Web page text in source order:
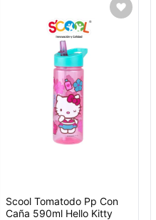
Scool Tomatodo Pp Con
Caña 590ml Hello Kitty